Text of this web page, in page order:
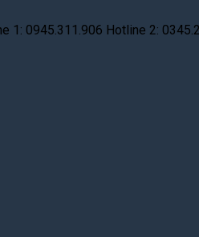
1: 0945.311.906 Hotline 2: